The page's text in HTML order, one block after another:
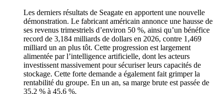
Les derniers résultats de Seagate en apportent une nouvelle
démonstration. Le fabricant américain annonce une hausse de
ses revenus trimestriels d’environ 50 %, ainsi qu’un bénéfice
record de 3,184 milliards de dollars en 2026, contre 1,469
milliard un an plus tôt. Cette progression est largement
alimentée par l’intelligence artificielle, dont les acteurs
investissent massivement pour sécuriser leurs capacités de
stockage. Cette forte demande a également fait grimper la
rentabilité du groupe. En un an, sa marge brute est passée de
35,2 % à 45,6 %.